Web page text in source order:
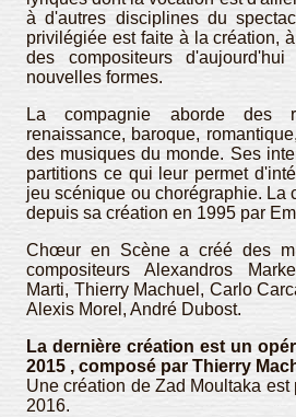
à d'autres disciplines du
privilégiée est faite à la création,
des compositeurs
nouvelles formes.
La compagnie aborde des
renaissance, baroque,
des musiques du monde. Ses
partitions ce qui leur permet
jeu scénique ou chorégraphie. La
depuis sa création en 1995 par
Chœur en Scène a créé des
compositeurs Alexandros
Marti, Thierry Machuel, Carlo
Alexis Morel, André Dubost.
La dernière création est un
2015 , composé par Thierry
Une création de Zad Moultaka
2016.